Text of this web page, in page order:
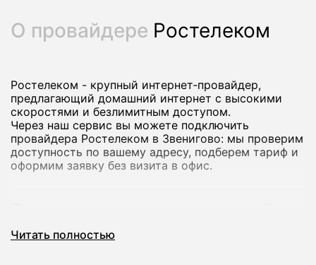
О провайдере Ростелеком
Ростелеком - крупный интернет‑провайдер,
предлагающий домашний интернет с высокими
скоростями и безлимитным доступом.
Через наш сервис вы можете подключить
провайдера Ростелеком в Звенигово: мы проверим
доступность по вашему адресу, подберем тариф и
оформим заявку без визита в офис.
Читать полностью